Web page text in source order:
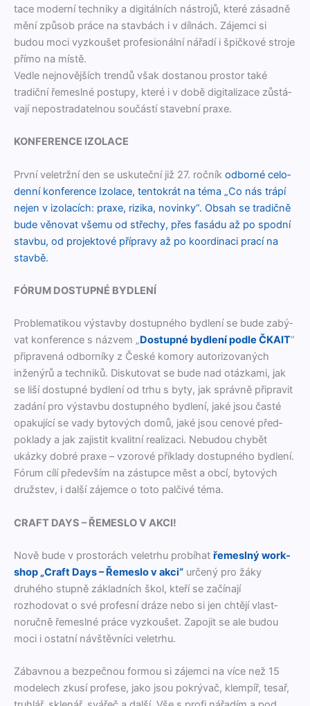
tace mod­erní tech­niky a dig­itál­ních nástro­jů, které zásad­ně
mění způ­sob práce na stavbách i v díl­nách. Zájem­ci si
budou moci vyzk­oušet pro­fe­sionál­ní nářadí i špičkové stro­je
pří­mo na místě.
Vedle nejnovějších trendů však dostanou pros­tor také
tradiční řemeslné pos­tupy, které i v době dig­i­tal­izace zůstá­
va­jí nepostra­datel­nou součástí staveb­ní praxe.
KONFERENCE IZOLACE
První veletržní den se uskuteční již 27. ročník odborné celo­
den­ní kon­fer­ence Izo­lace, ten­tokrát na téma „Co nás trápí
nejen v izo­lacích: praxe, rizika, novinky“. Obsah se tradičně
bude věno­vat vše­mu od střechy, přes fasá­du až po spod­ní
stavbu, od pro­jek­tové přípravy až po koor­di­naci prací na
stavbě.
FÓRUM DOSTUPNÉ BYDLENÍ
Prob­lematik­ou výs­tav­by dos­tup­ného bydlení se bude zabý­
vat kon­fer­ence s názvem „Dos­tup­né bydlení podle ČKAIT“
připravená odborníky z České komory autor­i­zo­vaných
inženýrů a tech­niků. Disku­to­vat se bude nad otázka­mi, jak
se liší dos­tup­né bydlení od trhu s byty, jak správně připrav­it
zadání pro výs­tavbu dos­tup­ného bydlení, jaké jsou časté
opaku­jící se vady bytových domů, jaké jsou cen­ové před­
pok­la­dy a jak zajis­tit kval­it­ní real­izaci. Neb­u­dou chy­bět
ukázky dobré praxe – vzorové přík­la­dy dos­tup­ného bydlení.
Fórum cílí přede­vším na zás­tupce měst a obcí, bytových
družstev, i další zájem­ce o toto palčivé téma.
CRAFT DAYS – ŘEMESLO V AKCI!
Nově bude v pros­torách veletrhu probíhat řemeslný work­
shop „Craft Days – Řemes­lo v akci“ určený pro žáky
druhého stup­ně zák­lad­ních škol, kteří se začí­na­jí
rozhodovat o své pro­fes­ní dráze nebo si jen chtějí vlast­
noručně řemeslné práce vyzk­oušet. Zapo­jit se ale budou
moci i ostat­ní návštěvní­ci veletrhu.
Zábav­nou a bezpeč­nou for­mou si zájem­ci na více než 15
mod­elech zkusí pro­fese, jako jsou pokrý­vač, klem­píř, tesař,